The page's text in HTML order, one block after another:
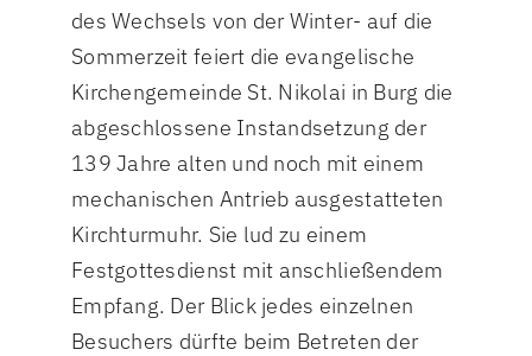
des Wechsels von der Winter- auf die
Sommerzeit feiert die evangelische
Kirchengemeinde St. Nikolai in Burg die
abgeschlossene Instandsetzung der
139 Jahre alten und noch mit einem
mechanischen Antrieb ausgestatteten
Kirchturmuhr. Sie lud zu einem
Festgottesdienst mit anschließendem
Empfang. Der Blick jedes einzelnen
Besuchers dürfte beim Betreten der